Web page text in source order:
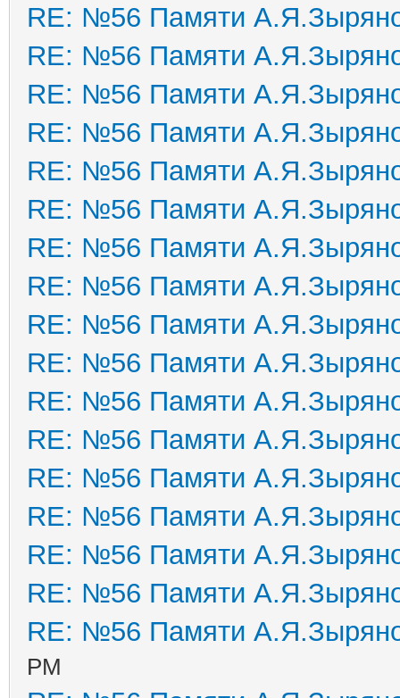
RE: №56 Памяти
RE: №56 Памяти
RE: №56 Памяти
RE: №56 Памяти
RE: №56 Памяти
RE: №56 Памяти
RE: №56 Памяти
RE: №56 Памяти
RE: №56 Памяти
RE: №56 Памяти
RE: №56 Памяти
RE: №56 Памяти
RE: №56 Памяти
RE: №56 Памяти
RE: №56 Памяти
RE: №56 Памяти
RE: №56 Памяти
PM